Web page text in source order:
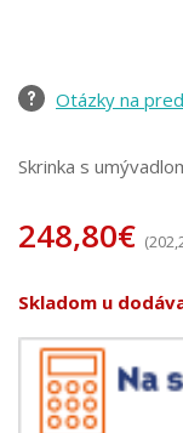
Otázky na
Skrinka s
248,80€ (
Skladom u